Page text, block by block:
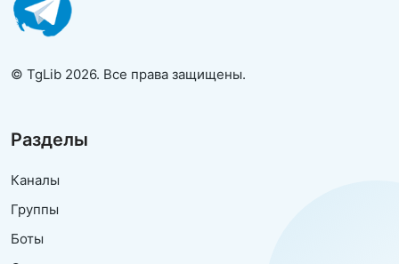
© TgLib 2026. Все права защищены.
Разделы
Каналы
Группы
Боты